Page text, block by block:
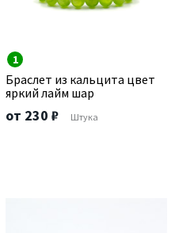
1
Браслет из кальцита цвет
яркий лайм шар
от 230 ₽ Штука